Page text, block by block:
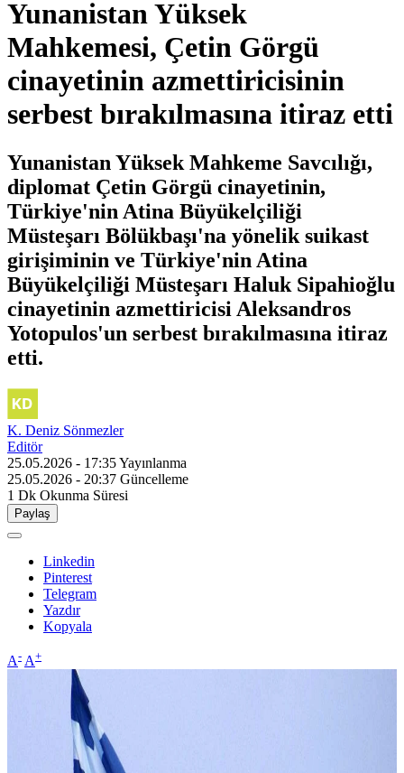
Yunanistan Yüksek
Mahkemesi, Çetin Görgü
cinayetinin azmettiricisinin
serbest bırakılmasına itiraz etti
Yunanistan Yüksek Mahkeme Savcılığı,
diplomat Çetin Görgü cinayetinin,
Türkiye'nin Atina Büyükelçiliği
Müsteşarı Bölükbaşı'na yönelik suikast
girişiminin ve Türkiye'nin Atina
Büyükelçiliği Müsteşarı Haluk Sipahioğlu
cinayetinin azmettiricisi Aleksandros
Yotopulos'un serbest bırakılmasına itiraz
etti.
K. Deniz Sönmezler
Editör
25.05.2026 - 17:35Yayınlanma
25.05.2026 - 20:37 Güncelleme
1 Dk Okunma Süresi
Paylaş
Linkedin
Pinterest
Telegram
Yazdır
Kopyala
A- A+